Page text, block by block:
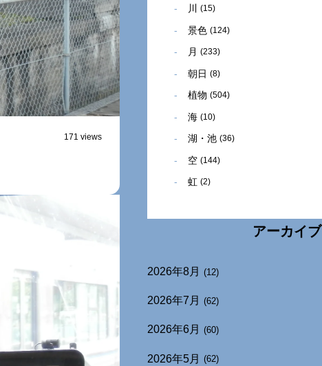
171 views
川 (15)
景色 (124)
月 (233)
朝日 (8)
植物 (504)
海 (10)
湖・池 (36)
空 (144)
虹 (2)
アーカイブ
2026年8月 (12)
2026年7月 (62)
2026年6月 (60)
2026年5月 (62)